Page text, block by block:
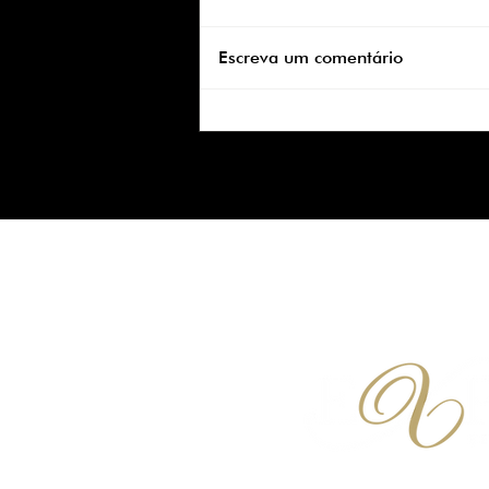
Escreva um comentário